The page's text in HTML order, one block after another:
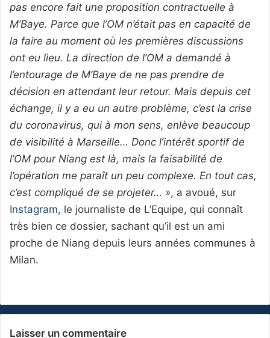
pas encore fait une proposition contractuelle à
M’Baye. Parce que l’OM n’était pas en capacité de
la faire au moment où les premières discussions
ont eu lieu. La direction de l’OM a demandé à
l’entourage de M’Baye de ne pas prendre de
décision en attendant leur retour. Mais depuis cet
échange, il y a eu un autre problème, c’est la crise
du coronavirus, qui à mon sens, enlève beaucoup
de visibilité à Marseille… Donc l’intérêt sportif de
l’OM pour Niang est là, mais la faisabilité de
l’opération me paraît un peu complexe. En tout cas,
c’est compliqué de se projeter… », a avoué, sur
Instagram, le journaliste de L’Equipe, qui connaît
très bien ce dossier, sachant qu’il est un ami
proche de Niang depuis leurs années communes à
Milan.
Laisser un commentaire